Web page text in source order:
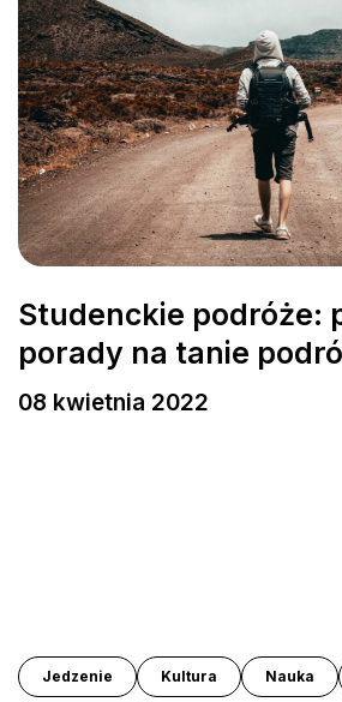
Studenckie podróże:
porady na tanie
08 kwietnia 2022
Jedzenie Kultura Nauka